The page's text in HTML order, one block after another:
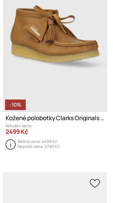
-10%
Kožené polobotky Clarks Originals Wallabee Boot
Aktuální cena:
2499 Kč
Běžná cena:4499 Kč
Nejnižší cena:2799 Kč